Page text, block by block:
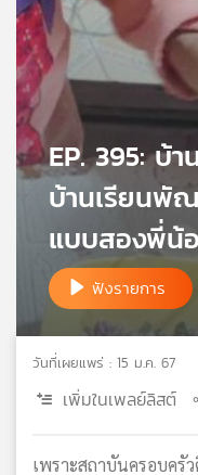
เกี่ยว
กับ
เรา
เครือ
เอส
เครือ
EP. 395: บ้า
บ้านเรียนพั
แบบสองพี่น้
ฟังรายการ
วันที่เผยแพร่ : 15 ม.ค. 67
เพิ่มในเพลย์ลิสต์
เพราะสถาบันครอบค